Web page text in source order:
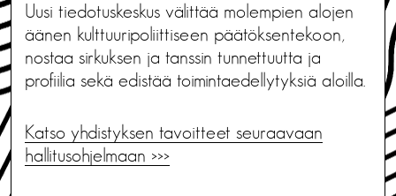
Uusi tiedotuskeskus välittää molempien alojen
äänen kulttuuripoliittiseen päätöksentekoon,
nostaa sirkuksen ja tanssin tunnettuutta ja
profiilia sekä edistää toimintaedellytyksiä aloilla.
Katso yhdistyksen tavoitteet seuraavaan
hallitusohjelmaan >>>